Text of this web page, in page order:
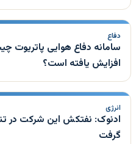
دفاع
سامانه دفاع هوایی پاتریوت
افزایش یافته است؟
انرژی
ادنوک: نفتکش این شرکت در
گرفت